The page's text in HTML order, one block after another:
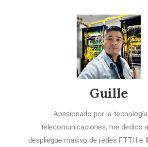
Guille
Apasionado por la
telecomunicaciones, me dedico
despliegue masivo de redes FTTH e